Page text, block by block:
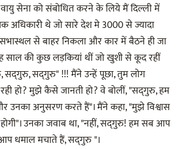
वायु सेना को संबोधित करने के लिये मैं दिल्ली में
अधिकारी थे जो सारे देश मे 3000 से ज्यादा
से बाहर निकला और कार में बैठने ही जा
साल की कुछ लड़कियां थीं जो खुशी से कूद रहीं
सद्‌गुरु, सद्‌गुरु" !!! मैंने उन्हें पूछा, तुम लोग
हो? मुझे कैसे जानती हो? वे बोलीं, "सद्‌गुरु, हम
उनका अनुसरण करते हैं"। मैंने कहा, "मुझे विश्वास
होगी"। उनका जवाब था, "नहीं, सद्‌गुरु! हम सब आप
धमाल मचाते हैं, सद्‌गुरु "।